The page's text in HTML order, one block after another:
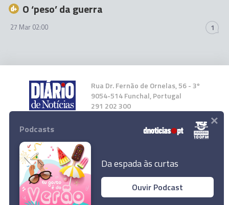
O ‘peso’ da guerra
27 Mar 02:00 1
Rua Dr. Fernão de Ornelas, 56 - 3º
9054-514 Funchal, Portugal
291 202 300
Instale a nossa App
© 2026 Empresa Diário de Notícias, Lda.
Podcasts
Da espada às curtas
Ouvir Podcast
×